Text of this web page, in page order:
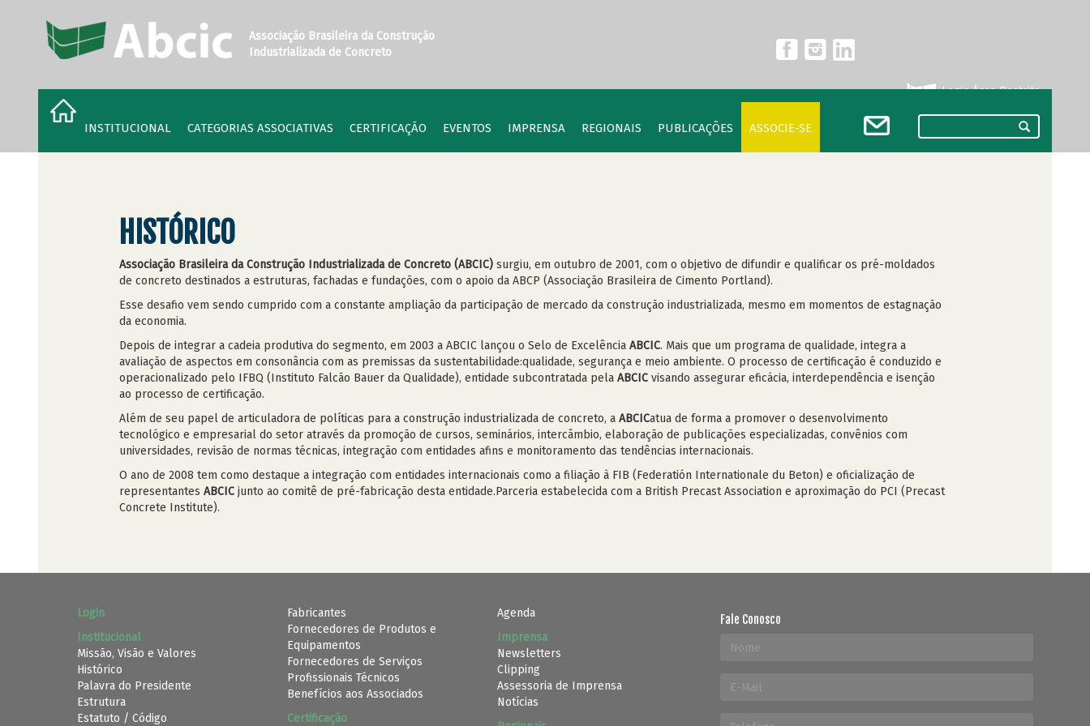
Associação Brasileira da Construção
Industrializada de Concreto
Login Área Restrita
INSTITUCIONAL CATEGORIAS ASSOCIATIVAS CERTIFICAÇÃO EVENTOS IMPRENSA REGIONAIS PUBLICAÇÕES ASSOCIE-SE
HISTÓRICO
Associação Brasileira da Construção Industrializada de Concreto (ABCIC) surgiu, em outubro de 2001, com o objetivo de difundir e qualificar os pré-moldados
de concreto destinados a estruturas, fachadas e fundações, com o apoio da ABCP (Associação Brasileira de Cimento Portland).
Esse desafio vem sendo cumprido com a constante ampliação da participação de mercado da construção industrializada, mesmo em momentos de estagnação
da economia.
Depois de integrar a cadeia produtiva do segmento, em 2003 a ABCIC lançou o Selo de Excelência ABCIC. Mais que um programa de qualidade, integra a
avaliação de aspectos em consonância com as premissas da sustentabilidade:qualidade, segurança e meio ambiente. O processo de certificação é conduzido e
operacionalizado pelo IFBQ (Instituto Falcão Bauer da Qualidade), entidade subcontratada pela ABCIC visando assegurar eficácia, interdependência e isenção
ao processo de certificação.
Além de seu papel de articuladora de políticas para a construção industrializada de concreto, a ABCICatua de forma a promover o desenvolvimento
tecnológico e empresarial do setor através da promoção de cursos, seminários, intercâmbio, elaboração de publicações especializadas, convênios com
universidades, revisão de normas técnicas, integração com entidades afins e monitoramento das tendências internacionais.
O ano de 2008 tem como destaque a integração com entidades internacionais como a filiação à FIB (Federatión Internationale du Beton) e oficialização de
representantes ABCIC junto ao comitê de pré-fabricação desta entidade.Parceria estabelecida com a British Precast Association e aproximação do PCI (Precast
Concrete Institute).
Login
Institucional
Missão, Visão e Valores
Histórico
Palavra do Presidente
Estrutura
Estatuto / Código
Fabricantes
Fornecedores de Produtos e
Equipamentos
Fornecedores de Serviços
Profissionais Técnicos
Benefícios aos Associados
Certificação
Agenda
Imprensa
Newsletters
Clipping
Assessoria de Imprensa
Notícias
Fale Conosco